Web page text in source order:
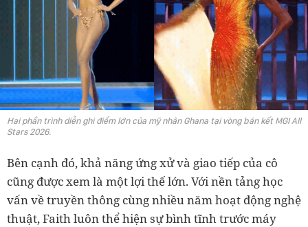
Hai phần trình diễn ghi điểm lớn của mỹ nhân Ghana tại vòng bán kết MGI All
Stars 2026.
Bên cạnh đó, khả năng ứng xử và giao tiếp của cô
cũng được xem là một lợi thế lớn. Với nền tảng học
vấn về truyền thông cùng nhiều năm hoạt động nghệ
thuật, Faith luôn thể hiện sự bình tĩnh trước máy